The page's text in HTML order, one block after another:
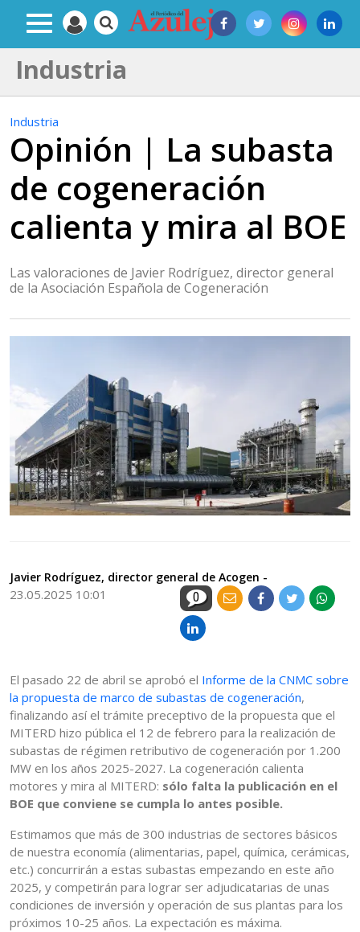
Industria
Industria
Opinión | La subasta
de cogeneración
calienta y mira al BOE
Las valoraciones de Javier Rodríguez, director general
de la Asociación Española de Cogeneración
Javier Rodríguez, director general de Acogen -
23.05.2025 10:01 0
El pasado 22 de abril se aprobó el Informe de la CNMC sobre
la propuesta de marco de subastas de cogeneración,
finalizando así el trámite preceptivo de la propuesta que el
MITERD hizo pública el 12 de febrero para la realización de
subastas de régimen retributivo de cogeneración por 1.200
MW en los años 2025-2027. La cogeneración calienta
motores y mira al MITERD: sólo falta la publicación en el
BOE que conviene se cumpla lo antes posible.
Estimamos que más de 300 industrias de sectores básicos
de nuestra economía (alimentarias, papel, química, cerámicas,
etc.) concurrirán a estas subastas empezando en este año
2025, y competirán para lograr ser adjudicatarias de unas
condiciones de inversión y operación de sus plantas para los
próximos 10-25 años. La expectación es máxima.